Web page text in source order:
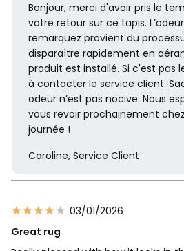
Bonjour, merci d'avoir pris le
votre retour sur ce tapis.
remarquez provient du
disparaître rapidement en
produit est installé. Si c'est pas
à contacter le service client.
odeur n’est pas nocive. Nous
vous revoir prochainement
journée !
Caroline, Service Client
03/01/2026
Great rug